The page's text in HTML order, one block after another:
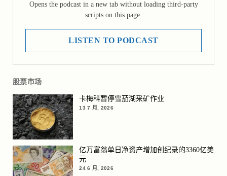
Opens the podcast in a new tab without loading third-party
scripts on this page.
LISTEN TO PODCAST
股票市场
卡梅科暂停雪茄湖采矿作业
13 7 月, 2026
亿万富翁单日净资产增加创纪录的3360亿美
元
24 6 月, 2026